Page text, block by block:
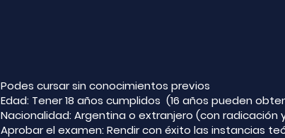
Podes cursar sin conocimientos previos
Edad: Tener 18 años cumplidos (16 años pueden
Nacionalidad: Argentina o extranjero (con radicación
Aprobar el examen: Rendir con éxito las instancias